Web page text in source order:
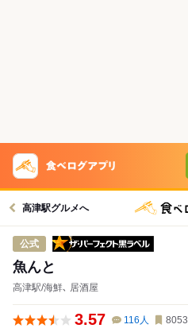
高津駅グルメへ
公式
魚んと
高津駅/海鮮､ 居酒屋
3.57 116 人 8053